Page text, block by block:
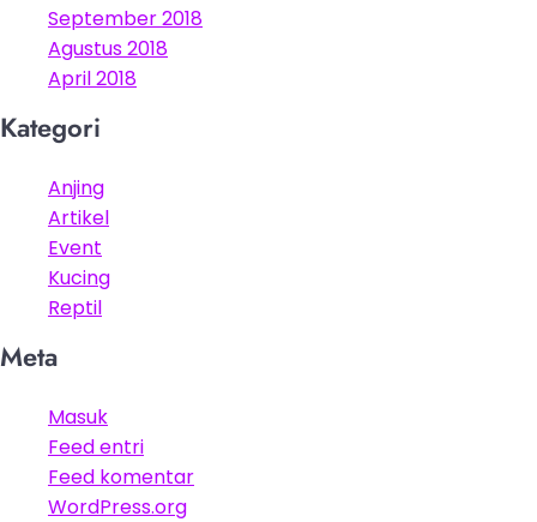
September 2018
Agustus 2018
April 2018
Kategori
Anjing
Artikel
Event
Kucing
Reptil
Meta
Masuk
Feed entri
Feed komentar
WordPress.org